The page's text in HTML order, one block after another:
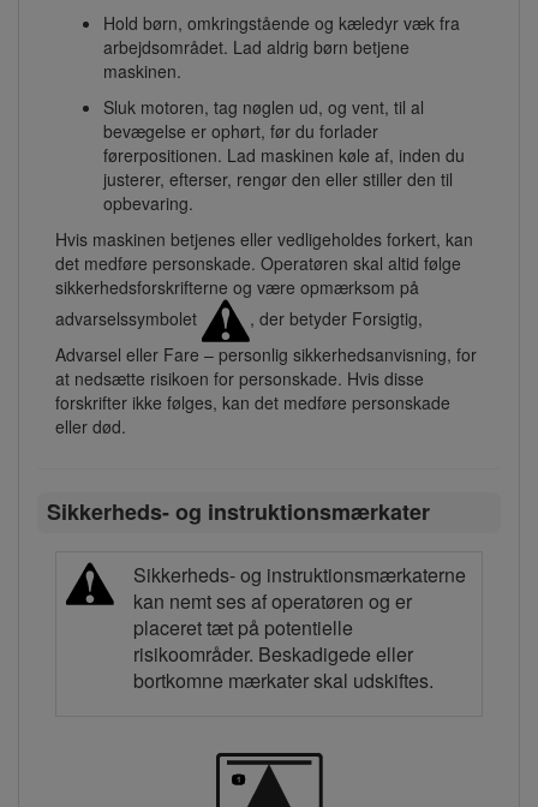
Hold børn, omkringstående og kæledyr væk fra
arbejdsområdet. Lad aldrig børn betjene
maskinen.
Sluk motoren, tag nøglen ud, og vent, til al
bevægelse er ophørt, før du forlader
førerpositionen. Lad maskinen køle af, inden du
justerer, efterser, rengør den eller stiller den til
opbevaring.
Hvis maskinen betjenes eller vedligeholdes forkert, kan
det medføre personskade. Operatøren skal altid følge
sikkerhedsforskrifterne og være opmærksom på
advarselssymbolet
, der betyder Forsigtig,
Advarsel eller Fare – personlig sikkerhedsanvisning, for
at nedsætte risikoen for personskade. Hvis disse
forskrifter ikke følges, kan det medføre personskade
eller død.
Sikkerheds- og instruktionsmærkater
Sikkerheds- og instruktionsmærkaterne
kan nemt ses af operatøren og er
placeret tæt på potentielle
risikoområder. Beskadigede eller
bortkomne mærkater skal udskiftes.